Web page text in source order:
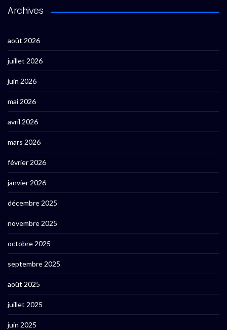
Archives
août 2026
juillet 2026
juin 2026
mai 2026
avril 2026
mars 2026
février 2026
janvier 2026
décembre 2025
novembre 2025
octobre 2025
septembre 2025
août 2025
juillet 2025
juin 2025